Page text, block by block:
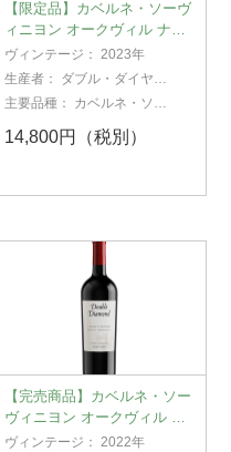
【限定品】カベルネ・ソーヴ
ィニヨン オークヴィル ナ
パ・ヴァレー 2023
ヴィンテージ：2023年
生産者： ダブル・ダイヤモ
ンド
主要品種： カベルネ・ソー
14,800円（税別）
【完売商品】カベルネ・ソー
ヴィニヨン オークヴィル ナ
パ・ヴァレー 2022
ヴィンテージ：2022年